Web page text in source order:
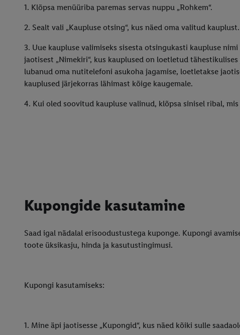
1. Klõpsa menüüriba paremas servas nuppu „Rohkem“.
2. Sealt vali „Kaupluse otsing“, kus näed oma valitud kauplust.
3. Uue kaupluse valimiseks sisesta otsingukasti kaupluse
jaotisest „Nimekiri“, kus kauplused on loetletud
lubanud oma nutitelefoni asukoha jagamise, loetletakse
kauplused järjekorras lähimast kõige kaugemale.
4. Kui oled soovitud kaupluse valinud, klõpsa sinisel ribal, mis
Kupongide kasutamine
Saad igal nädalal erisoodustustega kuponge. Kupongi
toote üksikasju, hinda ja kasutustingimusi.
Kupongi kasutamiseks:
1. Mine äpi jaotisesse „Kupongid“, kus näed kõiki sulle